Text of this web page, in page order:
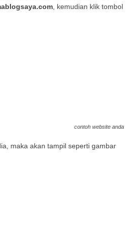
, kemudian klik tombol
contoh website anda
maka akan tampil seperti gambar